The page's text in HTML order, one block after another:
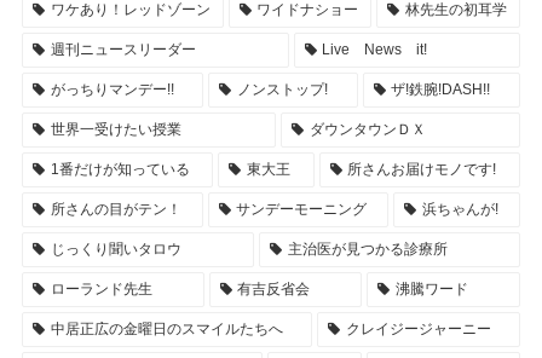
ワケあり！レッドゾーン ワイドナショー 林先生の初耳学
週刊ニュースリーダー Live News it!
がっちりマンデー!! ノンストップ! ザ!鉄腕!DASH!!
世界一受けたい授業 ダウンタウンＤＸ
1番だけが知っている 東大王 所さんお届けモノです!
所さんの目がテン！ サンデーモーニング 浜ちゃんが!
じっくり聞いタロウ 主治医が見つかる診療所
ローランド先生 有吉反省会 沸騰ワード
中居正広の金曜日のスマイルたちへ クレイジージャーニー